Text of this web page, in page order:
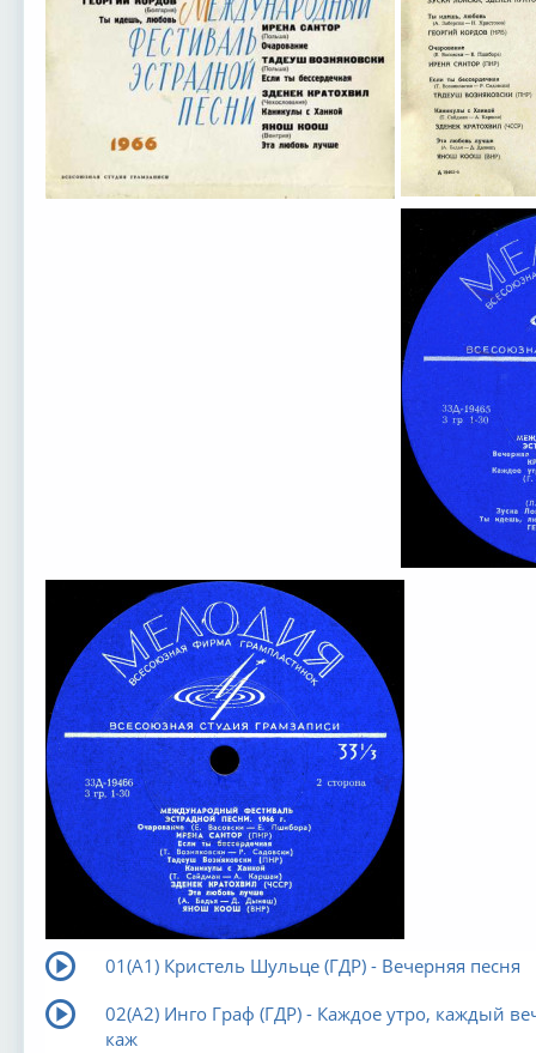
01(А1) Кристель Шульце (ГДР) - Вечерняя песня
02(А2) Инго Граф (ГДР) - Каждое утро, каждый
каж